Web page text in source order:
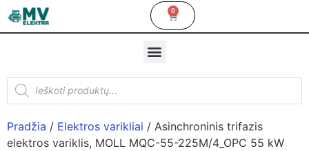
0
Pradžia / Elektros varikliai / Asinchroninis trifazis
elektros variklis, MOLL MQC-55-225M/4_OPC 55 kW